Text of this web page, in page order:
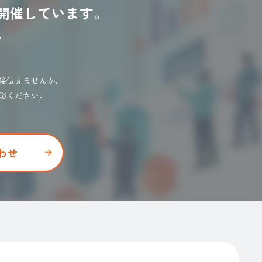
しています。
えませんか。
ください。
せ